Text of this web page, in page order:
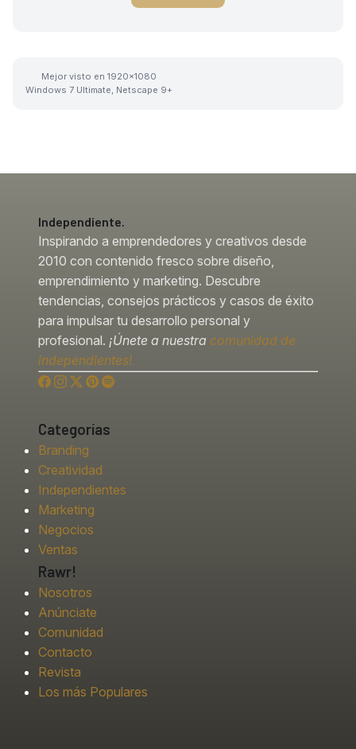
Mejor visto en 1920x1080
Windows 7 Ultimate, Netscape 9+
Independiente.
Inspirando a emprendedores y creativos desde
2010 con contenido fresco sobre diseño,
emprendimiento y marketing. Descubre
tendencias, consejos prácticos y casos de éxito
para impulsar tu desarrollo personal y
profesional. ¡Únete a nuestra comunidad de
independientes!
Categorías
Branding
Creatividad
Independientes
Marketing
Negocios
Ventas
Rawr!
Nosotros
Anúnciate
Comunidad
Contacto
Revista
Los más Populares